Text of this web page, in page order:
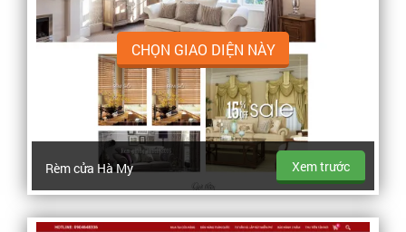
CHỌN GIAO DIỆN NÀY
Rèm cửa Hà My Xem trước